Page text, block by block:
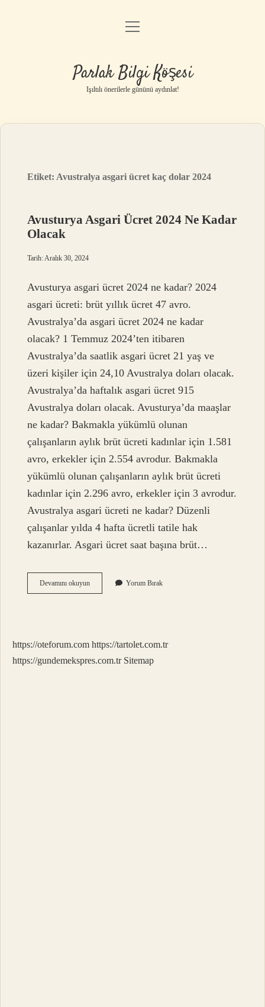
Anasayfa
Yasal Uyarı
menüyü
Parlak Bilgi Köşesi
Işıltılı önerilerle gününü aydınlat!
Etiket: Avustralya asgari ücret kaç dolar 2024
Avusturya Asgari Ücret 2024 Ne Kadar
Olacak
Tarih: Aralık 30, 2024
Avusturya asgari ücret 2024 ne kadar? 2024
asgari ücreti: brüt yıllık ücret 47 avro.
Avustralya’da asgari ücret 2024 ne kadar
olacak? 1 Temmuz 2024’ten itibaren
Avustralya’da saatlik asgari ücret 21 yaş ve
üzeri kişiler için 24,10 Avustralya doları olacak.
Avustralya’da haftalık asgari ücret 915
Avustralya doları olacak. Avusturya’da maaşlar
ne kadar? Bakmakla yükümlü olunan
çalışanların aylık brüt ücreti kadınlar için 1.581
avro, erkekler için 2.554 avrodur. Bakmakla
yükümlü olunan çalışanların aylık brüt ücreti
kadınlar için 2.296 avro, erkekler için 3 avrodur.
Avustralya asgari ücreti ne kadar? Düzenli
çalışanlar yılda 4 hafta ücretli tatile hak
kazanırlar. Asgari ücret saat başına brüt…
Devamını okuyunAvusturya
Asgari
Olacak
Yorum Bırak
https://oteforum.com https://tartolet.com.tr
https://gundemekspres.com.tr Sitemap